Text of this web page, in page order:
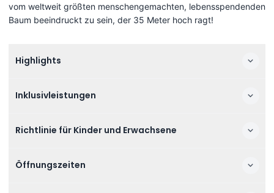
vom weltweit größten menschengemachten, lebensspendenden
Baum beeindruckt zu sein, der 35 Meter hoch ragt!
Highlights
Inklusivleistungen
Richtlinie für Kinder und Erwachsene
Öffnungszeiten